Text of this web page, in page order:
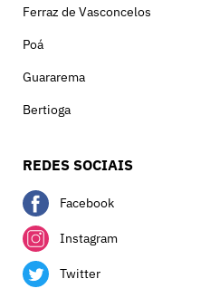
Ferraz de Vasconcelos
Poá
Guararema
Bertioga
REDES SOCIAIS
Facebook
Instagram
Twitter